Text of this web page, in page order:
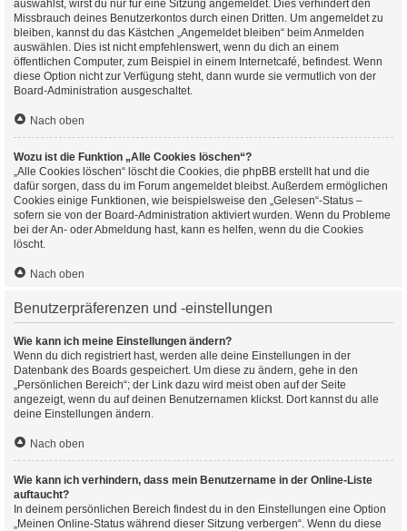
auswählst, wirst du nur für eine Sitzung angemeldet. Dies verhindert den
Missbrauch deines Benutzerkontos durch einen Dritten. Um angemeldet zu
bleiben, kannst du das Kästchen „Angemeldet bleiben“ beim Anmelden
auswählen. Dies ist nicht empfehlenswert, wenn du dich an einem
öffentlichen Computer, zum Beispiel in einem Internetcafé, befindest. Wenn
diese Option nicht zur Verfügung steht, dann wurde sie vermutlich von der
Board-Administration ausgeschaltet.
Nach oben
Wozu ist die Funktion „Alle Cookies löschen“?
„Alle Cookies löschen“ löscht die Cookies, die phpBB erstellt hat und die
dafür sorgen, dass du im Forum angemeldet bleibst. Außerdem ermöglichen
Cookies einige Funktionen, wie beispielsweise den „Gelesen“-Status –
sofern sie von der Board-Administration aktiviert wurden. Wenn du Probleme
bei der An- oder Abmeldung hast, kann es helfen, wenn du die Cookies
löscht.
Nach oben
Benutzerpräferenzen und -einstellungen
Wie kann ich meine Einstellungen ändern?
Wenn du dich registriert hast, werden alle deine Einstellungen in der
Datenbank des Boards gespeichert. Um diese zu ändern, gehe in den
„Persönlichen Bereich“; der Link dazu wird meist oben auf der Seite
angezeigt, wenn du auf deinen Benutzernamen klickst. Dort kannst du alle
deine Einstellungen ändern.
Nach oben
Wie kann ich verhindern, dass mein Benutzername in der Online-Liste
auftaucht?
In deinem persönlichen Bereich findest du in den Einstellungen eine Option
„Meinen Online-Status während dieser Sitzung verbergen“. Wenn du diese